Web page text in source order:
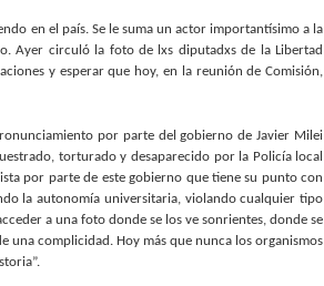
en el país. Se le suma un actor importantísimo a la
Ayer circuló la foto de lxs diputadxs de la Libertad
y esperar que hoy, en la reunión de Comisión,
por parte del gobierno de Javier Milei
torturado y desaparecido por la Policía local
por parte de este gobierno que tiene su punto con
la autonomía universitaria, violando cualquier tipo
a una foto donde se los ve sonrientes, donde se
una complicidad. Hoy más que nunca los organismos